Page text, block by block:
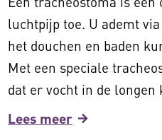
luchtpijp toe. U ademt
het douchen en baden
Met een speciale
dat er vocht in de longen
Lees meer